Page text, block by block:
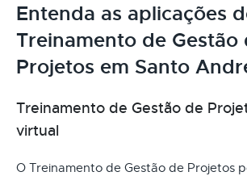
Entenda as aplicações
Treinamento de Gestão
Projetos em Santo
Treinamento de Gestão de
virtual
O Treinamento de Gestão de Projetos